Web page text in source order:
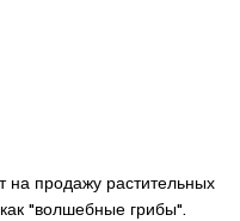
на продажу растительных
"волшебные грибы".